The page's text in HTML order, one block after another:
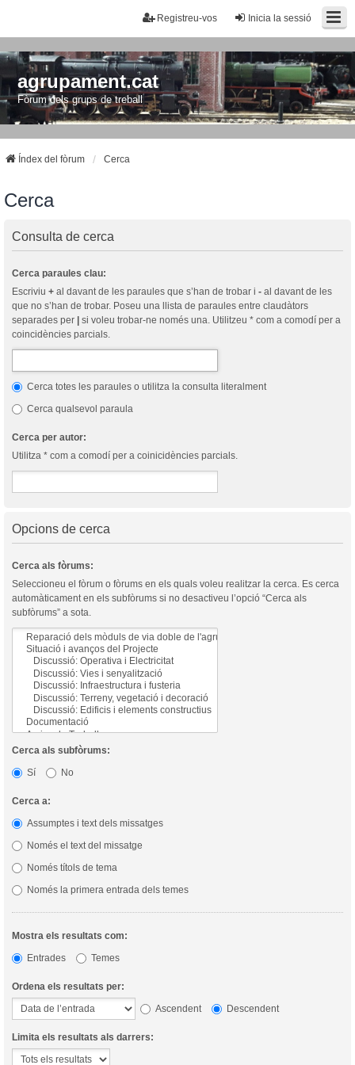
Inicia la sessió
Registreu-vos
agrupament.cat
Fòrum dels grups de treball
Índex del fòrum Cerca
Cerca
Consulta de cerca
Cerca paraules clau:
Escriviu + al davant de les paraules que s’han de trobar i - al davant de les
que no s’han de trobar. Poseu una llista de paraules entre claudàtors
separades per | si voleu trobar-ne només una. Utilitzeu * com a comodí per a
coincidències parcials.
Cerca totes les paraules o utilitza la consulta literalment
Cerca qualsevol paraula
Cerca per autor:
Utilitza * com a comodí per a coinicidències parcials.
Opcions de cerca
Cerca als fòrums:
Seleccioneu el fòrum o fòrums en els quals voleu realitzar la cerca. Es cerca
automàticament en els subfòrums si no desactiveu l’opció “Cerca als
subfòrums” a sota.
Cerca als subfòrums:
Sí
No
Cerca a:
Assumptes i text dels missatges
Només el text del missatge
Només títols de tema
Només la primera entrada dels temes
Mostra els resultats com:
Entrades
Temes
Ordena els resultats per:
Ascendent
Descendent
Limita els resultats als darrers: